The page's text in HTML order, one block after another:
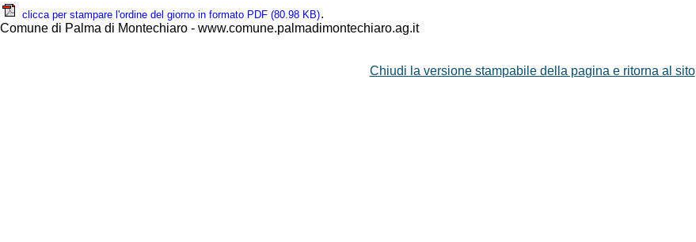
clicca per stampare l'ordine del giorno in formato PDF (80.98 KB).
Comune di Palma di Montechiaro - www.comune.palmadimontechiaro.ag.it
Chiudi la versione stampabile della pagina e ritorna al sito